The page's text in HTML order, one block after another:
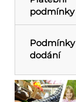
podmínky
Podmínky
dodání